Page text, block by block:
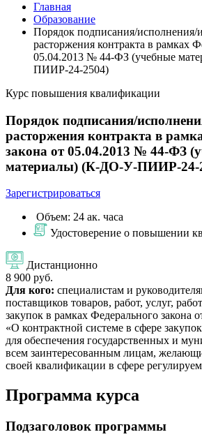
Главная
Образование
Порядок подписания/исполнения/
расторжения контракта в рамках
05.04.2013 № 44-ФЗ (учебные
ПИИР-24-2504)
Курс повышения квалификации
Порядок подписания/
расторжения контракта в
закона от 05.04.2013 № 44-ФЗ
материалы) (К-ДО-У-ПИИР-24-
Зарегистрироваться
Объем: 24 ак. часа
Удостоверение о повышении
Дистанционно
8 900 руб.
Для кого: специалистам и
поставщиков товаров, работ, услуг,
закупок в рамках Федерального
«О контрактной системе в сфере
для обеспечения государственных и
всем заинтересованным лицам,
своей квалификации в сфере
Программа курса
Подзаголовок программы